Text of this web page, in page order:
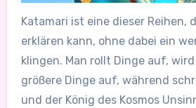
Katamari ist eine dieser Reihen,
erklären kann, ohne dabei ein
klingen. Man rollt Dinge auf,
größere Dinge auf, während
und der König des Kosmos